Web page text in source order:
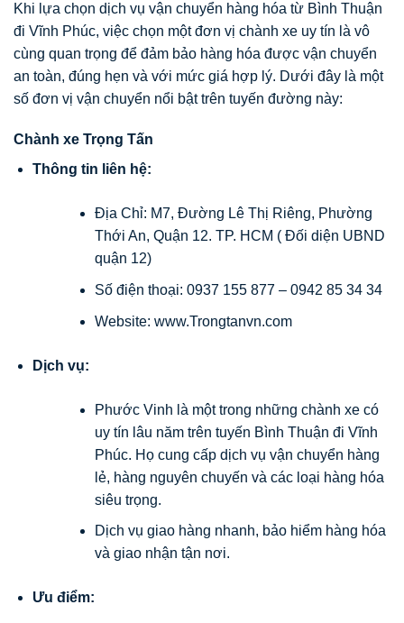
Khi lựa chọn dịch vụ vận chuyển hàng hóa từ Bình Thuận
đi Vĩnh Phúc, việc chọn một đơn vị chành xe uy tín là vô
cùng quan trọng để đảm bảo hàng hóa được vận chuyển
an toàn, đúng hẹn và với mức giá hợp lý. Dưới đây là một
số đơn vị vận chuyển nổi bật trên tuyến đường này:
Chành xe Trọng Tấn
Thông tin liên hệ:
Địa Chỉ: M7, Đường Lê Thị Riêng, Phường
Thới An, Quận 12. TP. HCM ( Đối diện UBND
quận 12)
Số điện thoại: 0937 155 877 – 0942 85 34 34
Website: www.Trongtanvn.com
Dịch vụ:
Phước Vinh là một trong những chành xe có
uy tín lâu năm trên tuyến Bình Thuận đi Vĩnh
Phúc. Họ cung cấp dịch vụ vận chuyển hàng
lẻ, hàng nguyên chuyến và các loại hàng hóa
siêu trọng.
Dịch vụ giao hàng nhanh, bảo hiểm hàng hóa
và giao nhận tận nơi.
Ưu điểm: